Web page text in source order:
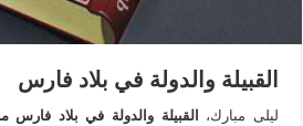
القبيلة والدولة في بلاد فارس
ليلى مبارك، القبيلة والدولة في بلاد فارس